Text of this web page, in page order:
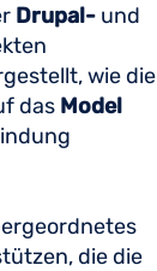
Drupal-und
wie die
das Model
die die